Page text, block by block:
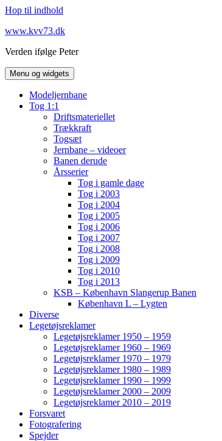
Hop til indhold
www.kvv73.dk
Verden ifølge Peter
Menu og widgets
Modeljernbane
Tog 1:1
Driftsmateriellet
Trækkraft
Togsæt
Jernbane – videoer
Banen derude
Årsserier
Tog i gamle dage
Tog i 2003
Tog i 2004
Tog i 2005
Tog i 2006
Tog i 2007
Tog i 2008
Tog i 2009
Tog i 2010
Tog i 2013
KSB – København Slangerup Banen
København L – Lygten
Diverse
Legetøjsreklamer
Legetøjsreklamer 1950 – 1959
Legetøjsreklamer 1960 – 1969
Legetøjsreklamer 1970 – 1979
Legetøjsreklamer 1980 – 1989
Legetøjsreklamer 1990 – 1999
Legetøjsreklamer 2000 – 2009
Legetøjsreklamer 2010 – 2019
Forsvaret
Fotografering
Spejder